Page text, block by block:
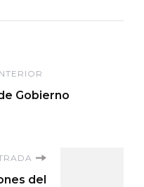
Gobierno
del